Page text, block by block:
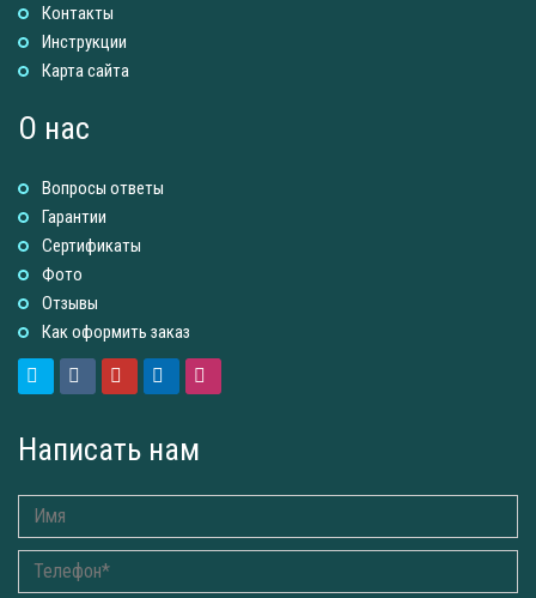
Контакты
Инструкции
Карта сайта
О нас
Вопросы ответы
Гарантии
Сертификаты
Фото
Отзывы
Как оформить заказ
Написать нам